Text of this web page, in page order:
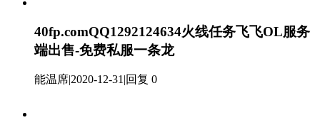
40fp.comQQ1292124634火线任务飞飞OL服务
端出售-免费私服一条龙
能温席|2020-12-31 |回复 0